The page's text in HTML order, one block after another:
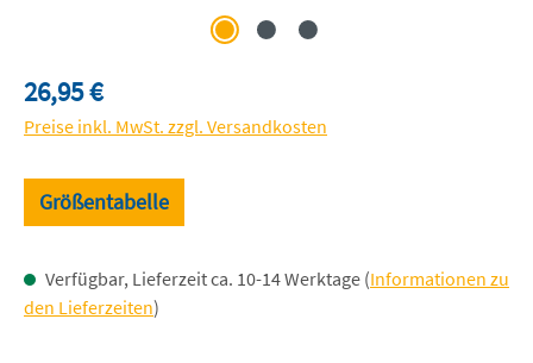
Regulärer Preis:
26,95 €
Preise inkl. MwSt. zzgl. Versandkosten
Größentabelle
Verfügbar, Lieferzeit ca. 10-14 Werktage (Informationen zu
den Lieferzeiten)